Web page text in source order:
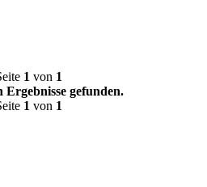
1 von 1
Ergebnisse gefunden.
1 von 1